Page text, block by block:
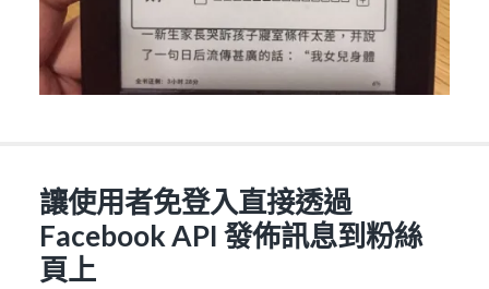
讓使用者免登入直接透過
Facebook API 發佈訊息到粉絲
頁上